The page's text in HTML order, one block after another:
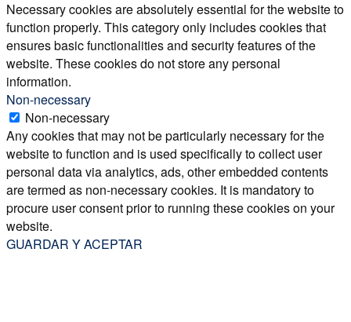
Necessary cookies are absolutely essential for the website to
function properly. This category only includes cookies that
ensures basic functionalities and security features of the
website. These cookies do not store any personal
information.
Non-necessary
Non-necessary
Any cookies that may not be particularly necessary for the
website to function and is used specifically to collect user
personal data via analytics, ads, other embedded contents
are termed as non-necessary cookies. It is mandatory to
procure user consent prior to running these cookies on your
website.
GUARDAR Y ACEPTAR